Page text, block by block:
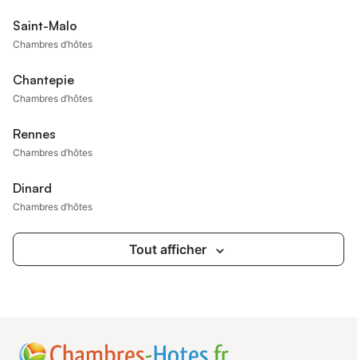
Saint-Malo
Chambres d’hôtes
Chantepie
Chambres d’hôtes
Rennes
Chambres d’hôtes
Dinard
Chambres d’hôtes
Tout afficher